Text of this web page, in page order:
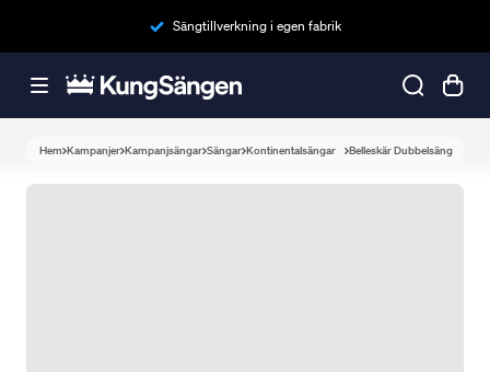
Sängtillverkning i egen fabrik
Hem Kampanjer Kampanjsängar Sängar Kontinentalsängar Belleskär Dubbelsäng